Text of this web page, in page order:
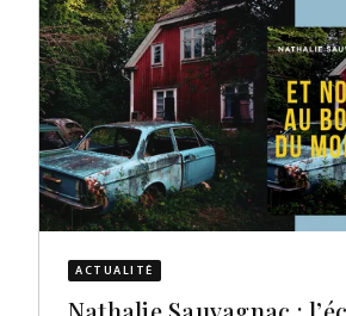
ACTUALITÉ